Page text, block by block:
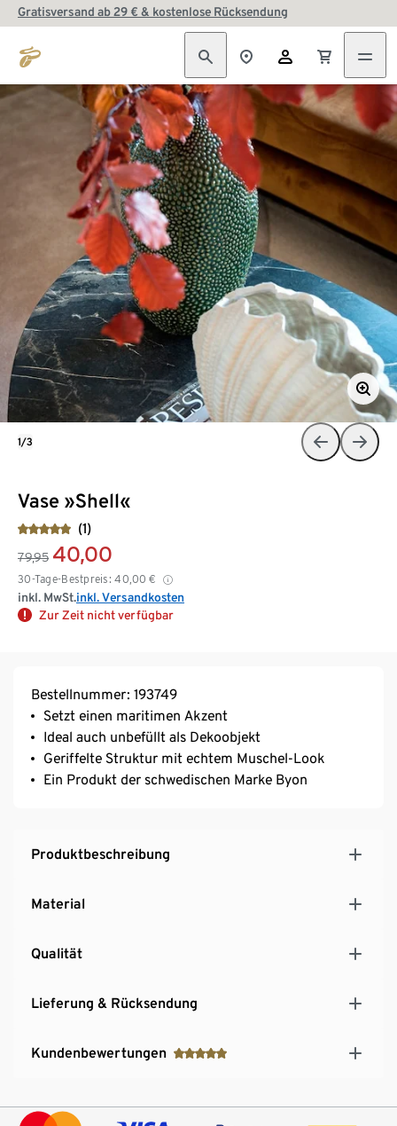
Gratisversand ab 29 € & kostenlose Rücksendung
Vase »Shell«
(1)
79,95 40,00
30-Tage-Bestpreis: 40,00 €
inkl. MwSt.inkl. Versandkosten
Zur Zeit nicht verfügbar
1/3
Bestellnummer: 193749
Setzt einen maritimen Akzent
Ideal auch unbefüllt als Dekoobjekt
Geriffelte Struktur mit echtem Muschel-Look
Ein Produkt der schwedischen Marke Byon
Produktbeschreibung
Material
Qualität
Lieferung & Rücksendung
Kundenbewertungen